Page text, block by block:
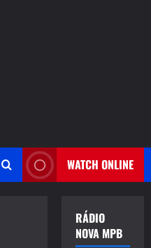
WATCH ONLINE
RÁDIO
NOVA MPB